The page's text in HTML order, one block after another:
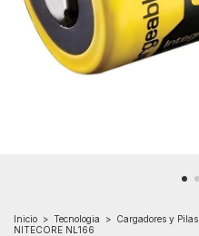
Inicio > Tecnologia > Cargadores y Pilas
NITECORE NL166